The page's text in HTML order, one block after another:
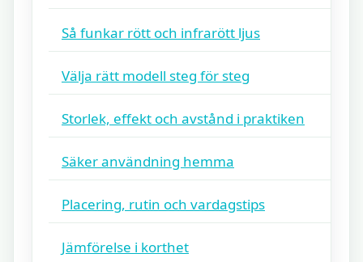
Så funkar rött och infrarött ljus
Välja rätt modell steg för steg
Storlek, effekt och avstånd i praktiken
Säker användning hemma
Placering, rutin och vardagstips
Jämförelse i korthet